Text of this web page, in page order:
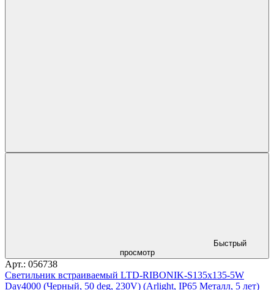
Быстрый
просмотр
Арт.: 056738
Светильник встраиваемый LTD-RIBONIK-S135x135-5W
Day4000 (Черный, 50 deg, 230V) (Arlight, IP65 Металл, 5 лет)